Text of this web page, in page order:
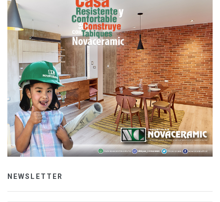
NEWSLETTER